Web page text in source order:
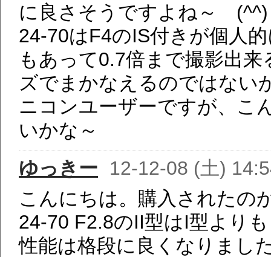
に良さそうですよね～ (^^)
24-70はF4のIS付きが個人
もあって0.7倍まで撮影出
ズでまかなえるのではない
ニコンユーザーですが、こ
いかな～
ゆっきー
12-12-08 (土)
こんにちは。購入されたの
24-70 F2.8のII型はI型より
性能は格段に良くなりまし